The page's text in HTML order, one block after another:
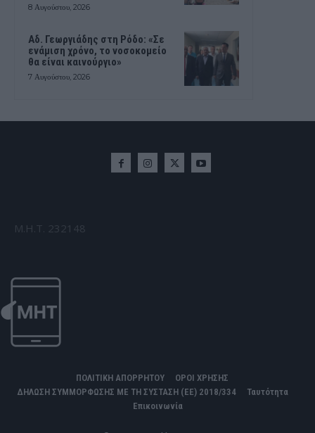
8 Αυγούστου, 2026
Αδ. Γεωργιάδης στη Ρόδο: «Σε
ενάμιση χρόνο, το νοσοκομείο
θα είναι καινούργιο»
7 Αυγούστου, 2026
Μ.Η.Τ. 232148
ΠΟΛΙΤΙΚΗ ΑΠΟΡΡΗΤΟΥ
ΟΡΟΙ ΧΡΗΣΗΣ
ΔΗΛΩΣΗ ΣΥΜΜΟΡΦΩΣΗΣ ΜΕ ΤΗ ΣΥΣΤΑΣΗ (ΕΕ) 2018/334
Ταυτότητα
Επικοινωνία